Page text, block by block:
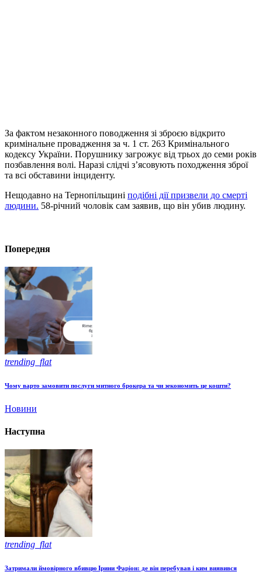
За фактом незаконного поводження зі зброєю відкрито
кримінальне провадження за ч. 1 ст. 263 Кримінального
кодексу України. Порушнику загрожує від трьох до семи років
позбавлення волі. Наразі слідчі з’ясовують походження зброї
та всі обставини інциденту.
Нещодавно на Тернопільщині подібні дії призвели до смерті
людини. 58-річний чоловік сам заявив, що він убив людину.
Попередня
trending_flat
Чому варто замовити послуги митного брокера та чи зекономить це кошти?
Новини
Наступна
trending_flat
Затримали ймовірного вбивцю Ірини Фаріон: де він перебував і ким виявився